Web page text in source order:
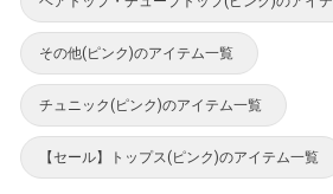
その他(ピンク)のアイテム一覧
チュニック(ピンク)のアイテム一覧
【セール】トップス(ピンク)のアイテム一覧